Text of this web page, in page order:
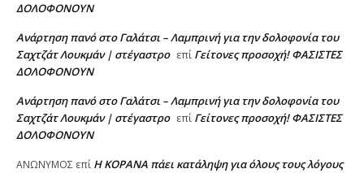
ΔΟΛΟΦΟΝΟΥΝ
Ανάρτηση πανό στο Γαλάτσι – Λαμπρινή για την δολοφονία του
Σαχτζάτ Λουκμάν | στέγαστρο επί Γείτονες προσοχή! ΦΑΣΙΣΤΕΣ
ΔΟΛΟΦΟΝΟΥΝ
Ανάρτηση πανό στο Γαλάτσι – Λαμπρινή για την δολοφονία του
Σαχτζάτ Λουκμάν | στέγαστρο επί Γείτονες προσοχή! ΦΑΣΙΣΤΕΣ
ΔΟΛΟΦΟΝΟΥΝ
AΝΩΝΥΜΟΣ επί Η KOPANA πάει κατάληψη για όλους τους λόγους